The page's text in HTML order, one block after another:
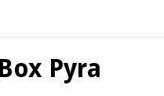
Pyra